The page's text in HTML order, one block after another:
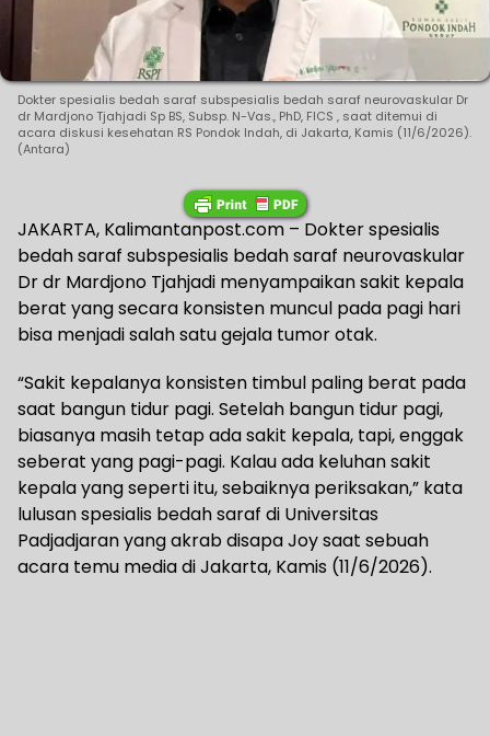
Dokter spesialis bedah saraf subspesialis bedah saraf neurovaskular Dr
dr Mardjono Tjahjadi Sp BS, Subsp. N-Vas., PhD, FICS , saat ditemui di
acara diskusi kesehatan RS Pondok Indah, di Jakarta, Kamis (11/6/2026).
(Antara)
JAKARTA, Kalimantanpost.com – Dokter spesialis
bedah saraf subspesialis bedah saraf neurovaskular
Dr dr Mardjono Tjahjadi menyampaikan sakit kepala
berat yang secara konsisten muncul pada pagi hari
bisa menjadi salah satu gejala tumor otak.
“Sakit kepalanya konsisten timbul paling berat pada
saat bangun tidur pagi. Setelah bangun tidur pagi,
biasanya masih tetap ada sakit kepala, tapi, enggak
seberat yang pagi-pagi. Kalau ada keluhan sakit
kepala yang seperti itu, sebaiknya periksakan,” kata
lulusan spesialis bedah saraf di Universitas
Padjadjaran yang akrab disapa Joy saat sebuah
acara temu media di Jakarta, Kamis (11/6/2026).